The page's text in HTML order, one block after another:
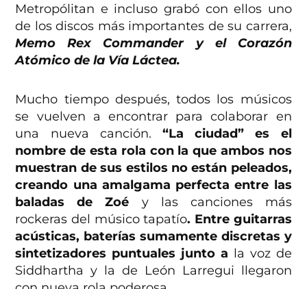
Metropólitan e incluso grabó con ellos uno
de los discos más importantes de su carrera,
Memo Rex Commander y el Corazón
Atómico de la Vía Láctea.
Mucho tiempo después, todos los músicos
se vuelven a encontrar para colaborar en
una nueva canción. “La ciudad” es el
nombre de esta rola con la que ambos nos
muestran de sus estilos no están peleados,
creando una amalgama perfecta entre las
baladas de Zoé y las canciones más
rockeras del músico tapatío. Entre guitarras
acústicas, baterías sumamente discretas y
sintetizadores puntuales junto a la voz de
Siddhartha y la de León Larregui llegaron